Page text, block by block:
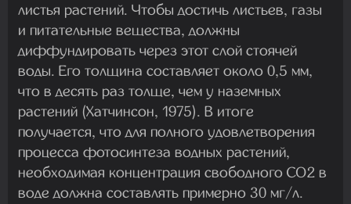
листья растений. Чтобы достичь листьев, газы
и питательные вещества, должны
диффундировать через этот слой стоячей
воды. Его толщина составляет около 0,5 мм,
что в десять раз толще, чем у наземных
растений (Хатчинсон, 1975). В итоге
получается, что для полного удовлетворения
процесса фотосинтеза водных растений,
необходимая концентрация свободного CO2 в
воде должна составлять примерно 30 мг/л.